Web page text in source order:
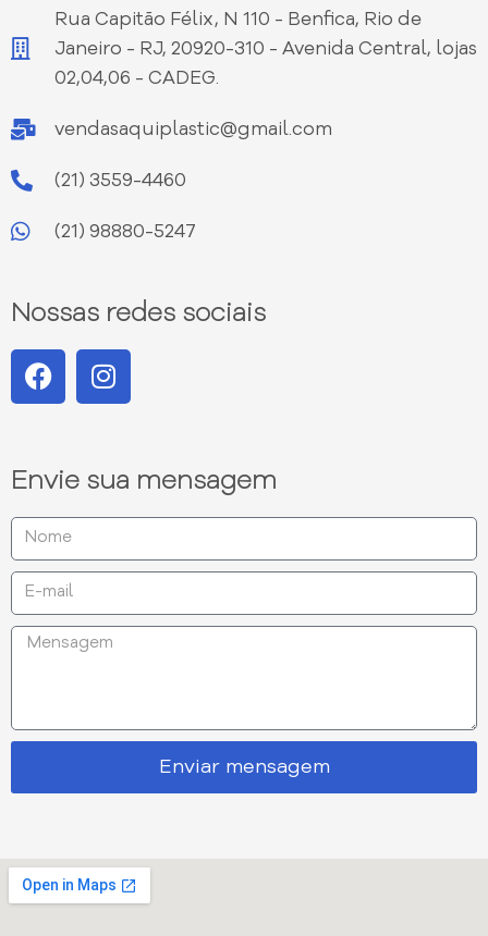
Rua Capitão Félix, N 110 - Benfica, Rio de
Janeiro - RJ, 20920-310 - Avenida Central, lojas
02,04,06 - CADEG.
vendasaquiplastic@gmail.com
(21) 3559-4460
(21) 98880-5247
Nossas redes sociais
Envie sua mensagem
Enviar mensagem